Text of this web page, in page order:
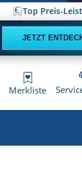
Top Preis-
JETZT
Merkliste